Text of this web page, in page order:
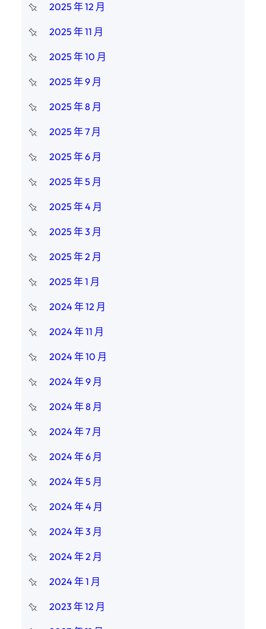
2025 年 12 月
2025 年 11 月
2025 年 10 月
2025 年 9 月
2025 年 8 月
2025 年 7 月
2025 年 6 月
2025 年 5 月
2025 年 4 月
2025 年 3 月
2025 年 2 月
2025 年 1 月
2024 年 12 月
2024 年 11 月
2024 年 10 月
2024 年 9 月
2024 年 8 月
2024 年 7 月
2024 年 6 月
2024 年 5 月
2024 年 4 月
2024 年 3 月
2024 年 2 月
2024 年 1 月
2023 年 12 月